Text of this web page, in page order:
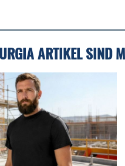
ARTIKEL SIND